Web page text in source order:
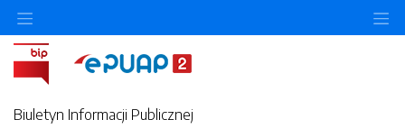
Biuletyn Informacji Publicznej